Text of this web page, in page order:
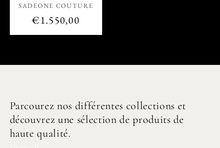
Vendor:
SADEONE COUTURE
Regular
price
€1.550,00
Parcourez nos différentes collections et
découvrez une sélection de produits de
haute qualité.